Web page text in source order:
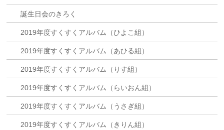
誕生日会のきろく
2019年度すくすくアルバム（ひよこ組）
2019年度すくすくアルバム（あひる組）
2019年度すくすくアルバム（りす組）
2019年度すくすくアルバム（らいおん組）
2019年度すくすくアルバム（うさぎ組）
2019年度すくすくアルバム（きりん組）